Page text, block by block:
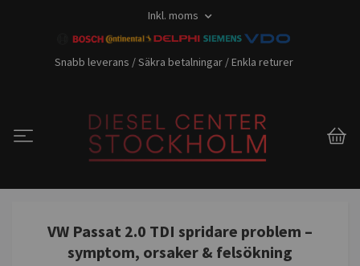
Inkl. moms
Snabb leverans / Säkra betalningar / Enkla returer
VW Passat 2.0 TDI spridare problem –
symptom, orsaker & felsökning